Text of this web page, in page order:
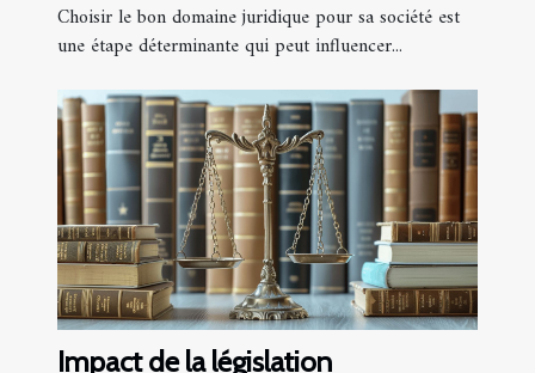
Choisir le bon domaine juridique pour sa société est
une étape déterminante qui peut influencer...
Impact de la législation